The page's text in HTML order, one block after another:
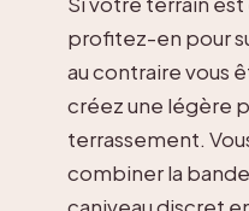
profitez-en pour
au contraire vous
créez une légère
terrassement.
combiner la